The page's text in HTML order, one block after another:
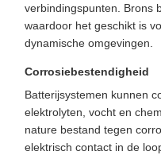
verbindingspunten. Brons
waardoor het geschikt is
dynamische omgevingen.
Corrosiebestendigheid
Batterijsystemen kunnen
elektrolyten, vocht en
nature bestand tegen
elektrisch contact in de